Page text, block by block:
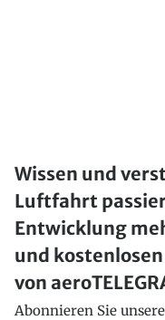
Wissen und
Luftfahrt
Entwicklung
und
von
Abonnieren Sie